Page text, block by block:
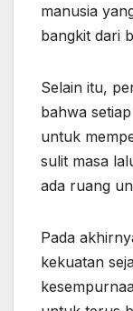
manusia
bangkit dari
Selain itu,
bahwa
untuk
sulit masa
ada ruang
Pada
kekuatan